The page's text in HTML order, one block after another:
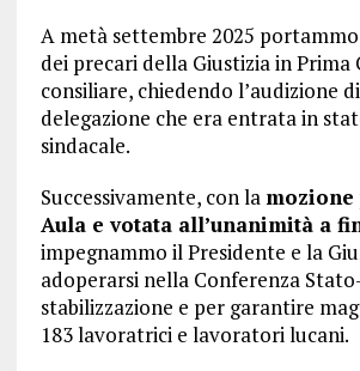
A metà settembre 2025
dei precari della Giustizia in Prima
consiliare, chiedendo l’audizione
delegazione che era entrata in
sindacale.
Successivamente, con la mozione
Aula e votata all’unanimità a
impegnammo il Presidente e la
adoperarsi nella Conferenza
stabilizzazione e per garantire
183 lavoratrici e lavoratori lucani.